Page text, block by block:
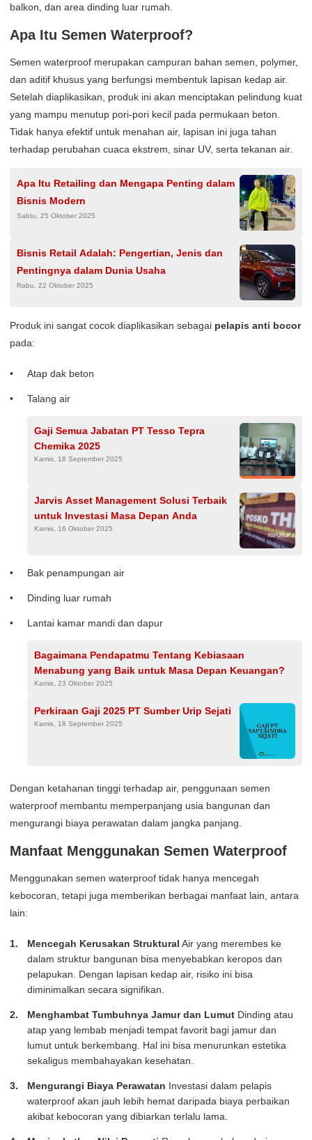
balkon, dan area dinding luar rumah.
Apa Itu Semen Waterproof?
Semen waterproof merupakan campuran bahan semen, polymer,
dan aditif khusus yang berfungsi membentuk lapisan kedap air.
Setelah diaplikasikan, produk ini akan menciptakan pelindung kuat
yang mampu menutup pori-pori kecil pada permukaan beton.
Tidak hanya efektif untuk menahan air, lapisan ini juga tahan
terhadap perubahan cuaca ekstrem, sinar UV, serta tekanan air.
Apa Itu Retailing dan Mengapa Penting dalam
Bisnis Modern
Sabtu, 25 Oktober 2025
Bisnis Retail Adalah: Pengertian, Jenis dan
Pentingnya dalam Dunia Usaha
Rabu, 22 Oktober 2025
Produk ini sangat cocok diaplikasikan sebagai pelapis anti bocor
pada:
Atap dak beton
Talang air
Gaji Semua Jabatan PT Tesso Tepra
Chemika 2025
Kamis, 18 September 2025
Jarvis Asset Management Solusi Terbaik
untuk Investasi Masa Depan Anda
Kamis, 16 Oktober 2025
Bak penampungan air
Dinding luar rumah
Lantai kamar mandi dan dapur
Bagaimana Pendapatmu Tentang Kebiasaan
Menabung yang Baik untuk Masa Depan Keuangan?
Kamis, 23 Oktober 2025
Perkiraan Gaji 2025 PT Sumber Urip Sejati
Kamis, 18 September 2025
Dengan ketahanan tinggi terhadap air, penggunaan semen
waterproof membantu memperpanjang usia bangunan dan
mengurangi biaya perawatan dalam jangka panjang.
Manfaat Menggunakan Semen Waterproof
Menggunakan semen waterproof tidak hanya mencegah
kebocoran, tetapi juga memberikan berbagai manfaat lain, antara
lain:
Mencegah Kerusakan Struktural Air yang merembes ke
dalam struktur bangunan bisa menyebabkan keropos dan
pelapukan. Dengan lapisan kedap air, risiko ini bisa
diminimalkan secara signifikan.
Menghambat Tumbuhnya Jamur dan Lumut Dinding atau
atap yang lembab menjadi tempat favorit bagi jamur dan
lumut untuk berkembang. Hal ini bisa menurunkan estetika
sekaligus membahayakan kesehatan.
Mengurangi Biaya Perawatan Investasi dalam pelapis
waterproof akan jauh lebih hemat daripada biaya perbaikan
akibat kebocoran yang dibiarkan terlalu lama.